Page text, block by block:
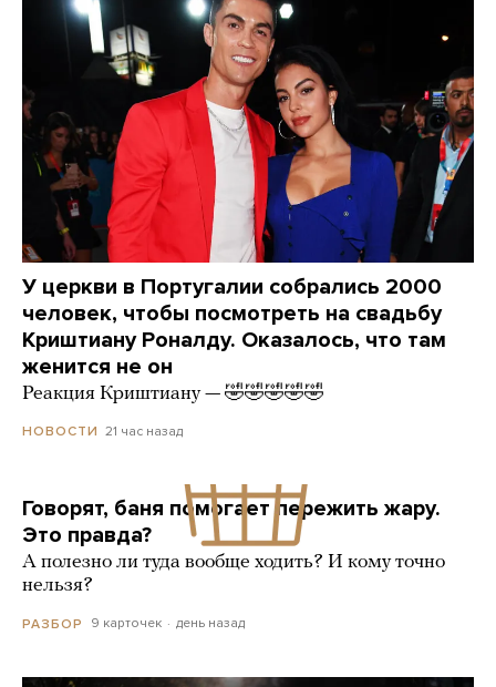
У церкви в Португалии собрались 2000
человек, чтобы посмотреть на свадьбу
Криштиану Роналду. Оказалось, что там
женится не он
Реакция Криштиану — 🤣🤣🤣🤣🤣
НОВОСТИ 21 час назад
Говорят, баня помогает пережить жару.
Это правда?
А полезно ли туда вообще ходить? И кому точно
нельзя?
РАЗБОР 9 карточек день назад